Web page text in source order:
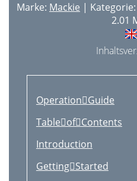
Marke: Mackie | Kategorie:
2.01
OperationGuide
TableofContents
Introduction
GettingStarted